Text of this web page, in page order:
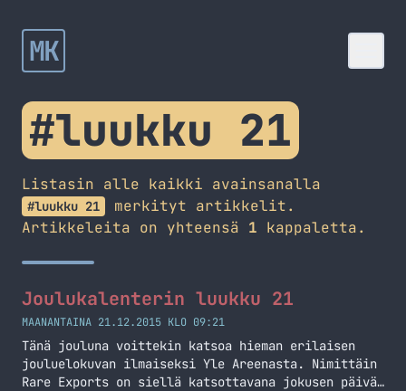
MK
#luukku 21
Listasin alle kaikki avainsanalla
#luukku 21
merkityt artikkelit.
Artikkeleita on yhteensä 1 kappaletta.
Joulukalenterin luukku 21
MAANANTAINA 21.12.2015 KLO 09:21
Tänä jouluna voittekin katsoa hieman erilaisen
jouluelokuvan ilmaiseksi Yle Areenasta. Nimittäin
Rare Exports on siellä katsottavana jokusen päivän